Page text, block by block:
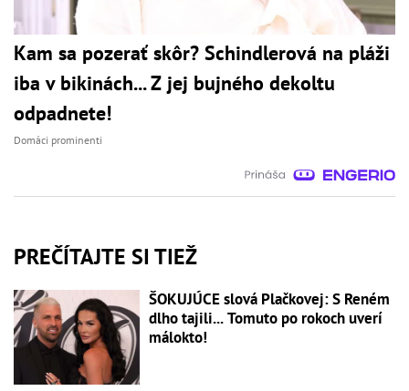
Kam sa pozerať skôr? Schindlerová na pláži
iba v bikinách... Z jej bujného dekoltu
odpadnete!
Domáci prominenti
PREČÍTAJTE SI TIEŽ
ŠOKUJÚCE slová Plačkovej: S Reném
dlho tajili... Tomuto po rokoch uverí
málokto!